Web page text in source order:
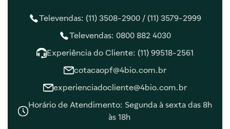
Televendas: (11) 3508-2900 / (11) 3579-2999
Televendas: 0800 882 4030
Experiência do Cliente: (11) 99518-2561
cotacaopf@4bio.com.br
experienciadocliente@4bio.com.br
Horário de Atendimento: Segunda à sexta das 8h
às 18h